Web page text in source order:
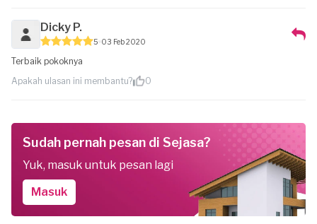
Dicky P.
5 03 Feb 2020
Terbaik pokoknya
Apakah ulasan ini membantu?
0
Sudah pernah pesan di Sejasa?
Yuk, masuk untuk pesan lagi
Masuk